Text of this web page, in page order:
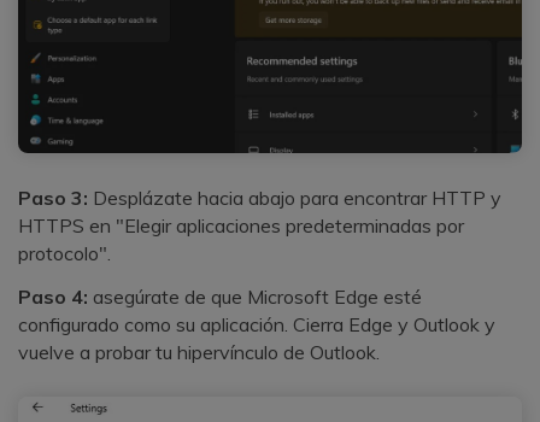
Paso 3: Desplázate hacia abajo para encontrar HTTP y
HTTPS en "Elegir aplicaciones predeterminadas por
protocolo".
Paso 4: asegúrate de que Microsoft Edge esté
configurado como su aplicación. Cierra Edge y Outlook y
vuelve a probar tu hipervínculo de Outlook.